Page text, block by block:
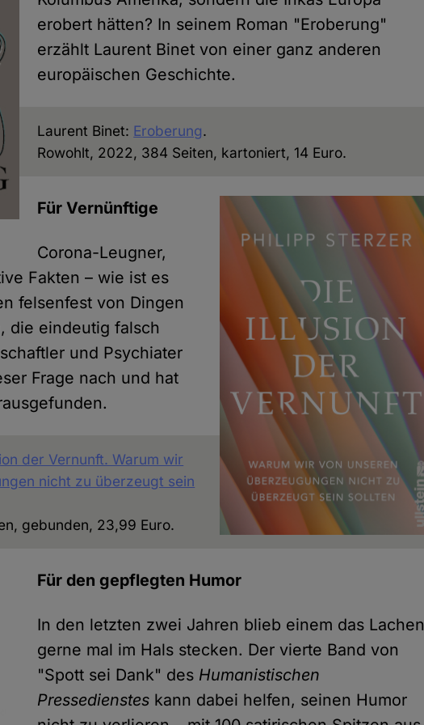
erobert hätten? In seinem Roman "Eroberung"
erzählt Laurent Binet von einer ganz anderen
europäischen Geschichte.
Laurent Binet: Eroberung.
Rowohlt, 2022, 384 Seiten, kartoniert, 14 Euro.
Für Vernünftige
Corona-Leugner,
Fakten – wie ist es
felsenfest von Dingen
die eindeutig falsch
und Psychiater
Frage nach und hat
der Vernunft. Warum wir
nicht zu überzeugt sein
gebunden, 23,99 Euro.
Für den gepflegten Humor
In den letzten zwei Jahren blieb einem das Lachen
gerne mal im Hals stecken. Der vierte Band von
"Spott sei Dank" des Humanistischen
Pressedienstes kann dabei helfen, seinen Humor